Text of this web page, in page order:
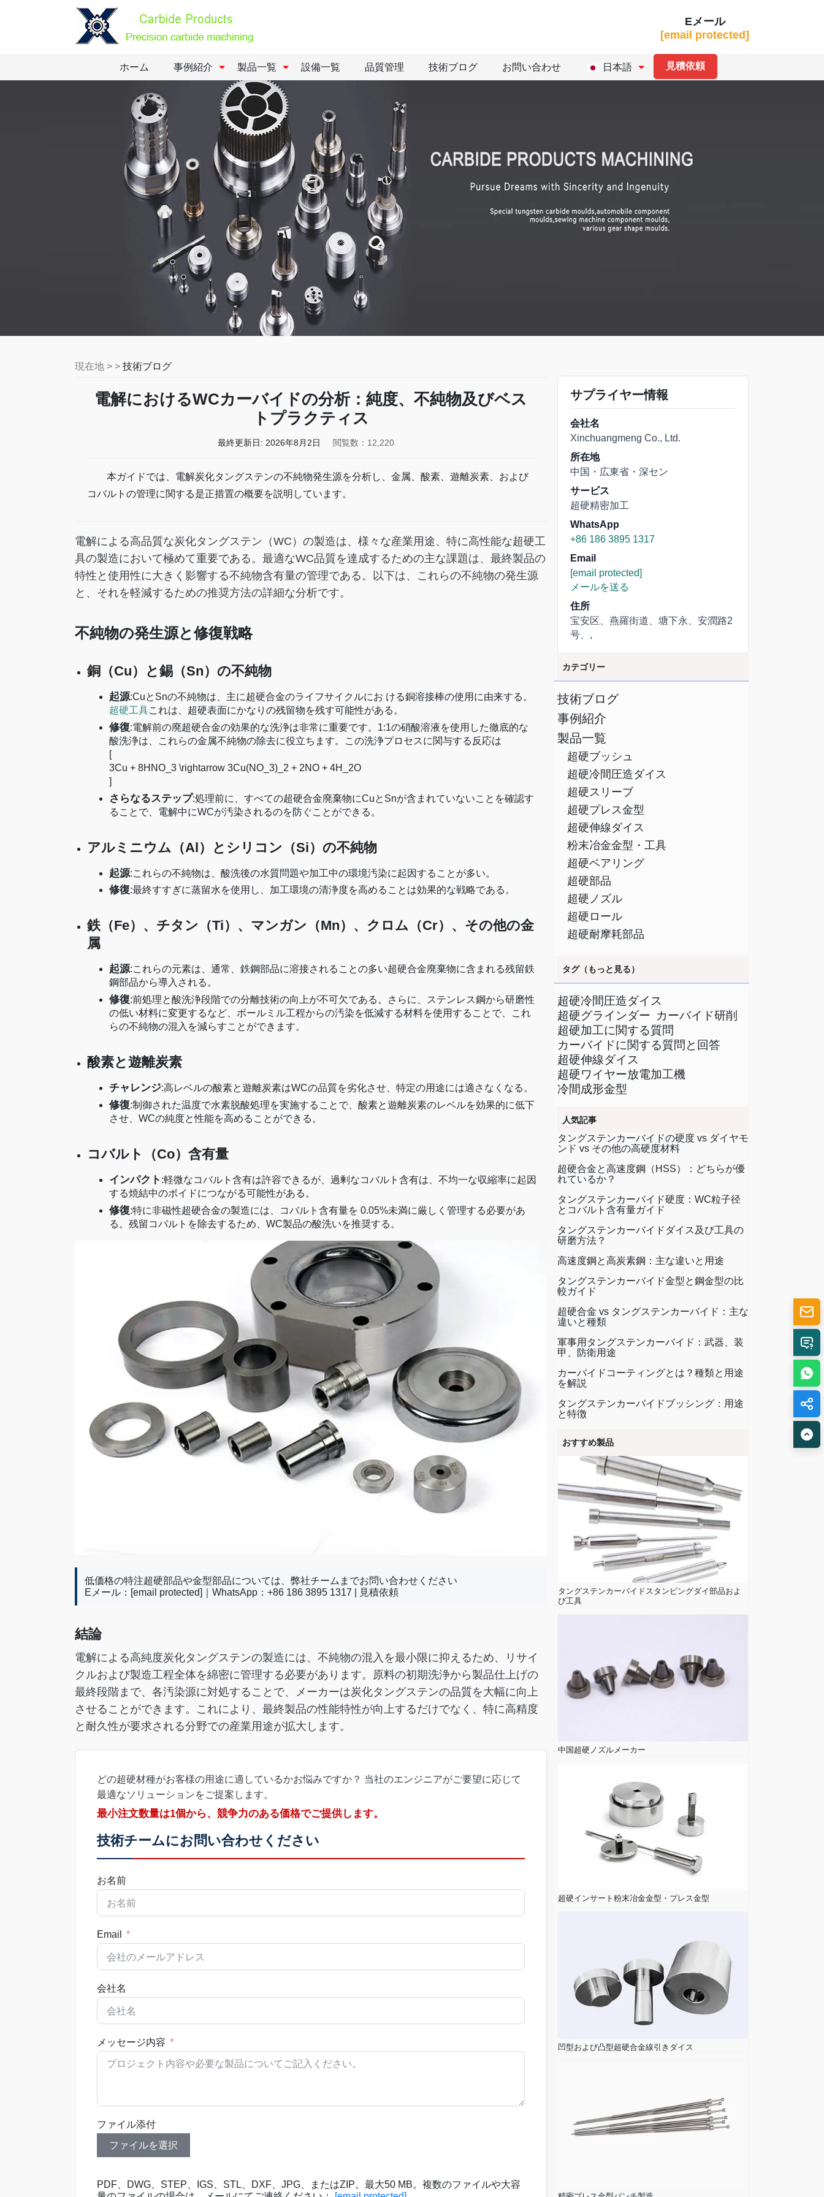
Eメール
[email protected]
ホーム 事例紹介 製品一覧 設備一覧 品質管理 技術ブログ お問い合わせ 日本語 見積依頼
現在地 > > 技術ブログ
電解におけるWCカーバイドの分析：純度、不純物及びベス
トプラクティス
最終更新日: 2026年8月2日 閲覧数：12,220
本ガイドでは、電解炭化タングステンの不純物発生源を分析し、金属、酸素、遊離炭素、および
コバルトの管理に関する是正措置の概要を説明しています。
電解による高品質な炭化タングステン（WC）の製造は、様々な産業用途、特に高性能な超硬工
具の製造において極めて重要である。最適なWC品質を達成するための主な課題は、最終製品の
特性と使用性に大きく影響する不純物含有量の管理である。以下は、これらの不純物の発生源
と、それを軽減するための推奨方法の詳細な分析です。
不純物の発生源と修復戦略
銅（Cu）と錫（Sn）の不純物
起源:CuとSnの不純物は、主に超硬合金のライフサイクルにお ける銅溶接棒の使用に由来する。
超硬工具これは、超硬表面にかなりの残留物を残す可能性がある。
修復:電解前の廃超硬合金の効果的な洗浄は非常に重要です。1:1の硝酸溶液を使用した徹底的な
酸洗浄は、これらの金属不純物の除去に役立ちます。この洗浄プロセスに関与する反応は
[
3Cu + 8HNO_3 \rightarrow 3Cu(NO_3)_2 + 2NO + 4H_2O
]
さらなるステップ:処理前に、すべての超硬合金廃棄物にCuとSnが含まれていないことを確認す
ることで、電解中にWCが汚染されるのを防ぐことができる。
アルミニウム（Al）とシリコン（Si）の不純物
起源:これらの不純物は、酸洗後の水質問題や加工中の環境汚染に起因することが多い。
修復:最終すすぎに蒸留水を使用し、加工環境の清浄度を高めることは効果的な戦略である。
鉄（Fe）、チタン（Ti）、マンガン（Mn）、クロム（Cr）、その他の金
属
起源:これらの元素は、通常、鉄鋼部品に溶接されることの多い超硬合金廃棄物に含まれる残留鉄
鋼部品から導入される。
修復:前処理と酸洗浄段階での分離技術の向上が不可欠である。さらに、ステンレス鋼から研磨性
の低い材料に変更するなど、ボールミル工程からの汚染を低減する材料を使用することで、これ
らの不純物の混入を減らすことができます。
酸素と遊離炭素
チャレンジ:高レベルの酸素と遊離炭素はWCの品質を劣化させ、特定の用途には適さなくなる。
修復:制御された温度で水素脱酸処理を実施することで、酸素と遊離炭素のレベルを効果的に低下
させ、WCの純度と性能を高めることができる。
コバルト（Co）含有量
インパクト :軽微なコバルト含有は許容できるが、過剰なコバルト含有は、不均一な収縮率に起因
する焼結中のボイドにつながる可能性がある。
修復:特に非磁性超硬合金の製造には、コバルト含有量を 0.05%未満に厳しく管理する必要があ
る。残留コバルトを除去するため、WC製品の酸洗いを推奨する。
低価格の特注超硬部品や金型部品については、弊社チームまでお問い合わせください
Eメール： [email protected] ｜WhatsApp：+86 186 3895 1317 | 見積依頼
結論
電解による高純度炭化タングステンの製造には、不純物の混入を最小限に抑えるため、リサイ
クルおよび製造工程全体を綿密に管理する必要があります。原料の初期洗浄から製品仕上げの
最終段階まで、各汚染源に対処することで、メーカーは炭化タングステンの品質を大幅に向上
させることができます。これにより、最終製品の性能特性が向上するだけでなく、特に高精度
と耐久性が要求される分野での産業用途が拡大します。
どの超硬材種がお客様の用途に適しているかお悩みですか？ 当社のエンジニアがご要望に応じて
最適なソリューションをご提案します。
最小注文数量は1個から、競争力のある価格でご提供します。
技術チームにお問い合わせください
お名前
Email
会社名
メッセージ内容
ファイル添付
ファイルを選択
PDF、DWG、STEP、IGS、STL、DXF、JPG、またはZIP。最大50 MB。複数のファイルや大容
サプライヤー情報
会社名
Xinchuangmeng Co., Ltd.
所在地
中国・広東省・深セン
サービス
超硬精密加工
WhatsApp
+86 186 3895 1317
Email
[email protected]
メールを送る
住所
宝安区、燕羅街道、塘下永、安潤路2
号、,
カテゴリー
技術ブログ
事例紹介
製品一覧
超硬ブッシュ
超硬冷間圧造ダイス
超硬スリーブ
超硬プレス金型
超硬伸線ダイス
粉末冶金金型・工具
超硬ベアリング
超硬部品
超硬ノズル
超硬ロール
超硬耐摩耗部品
タグ（もっと見る）
超硬冷間圧造ダイス
超硬グラインダー カーバイド研削
超硬加工に関する質問
カーバイドに関する質問と回答
超硬伸線ダイス
超硬ワイヤー放電加工機
冷間成形金型
人気記事
タングステンカーバイドの硬度 vs ダイヤモ
ンド vs その他の高硬度材料
超硬合金と高速度鋼（HSS）：どちらが優
れているか？
タングステンカーバイド硬度：WC粒子径
とコバルト含有量ガイド
タングステンカーバイドダイス及び工具の
研磨方法？
高速度鋼と高炭素鋼：主な違いと用途
タングステンカーバイド金型と鋼金型の比
較ガイド
超硬合金 vs タングステンカーバイド：主な
違いと種類
軍事用タングステンカーバイド：武器、装
甲、防衛用途
カーバイドコーティングとは？種類と用途
を解説
タングステンカーバイドブッシング：用途
と特徴
おすすめ製品
タングステンカーバイドスタンピングダイ部品およ
び工具
中国超硬ノズルメーカー
超硬インサート粉末冶金金型・プレス金型
凹型および凸型超硬合金線引きダイス